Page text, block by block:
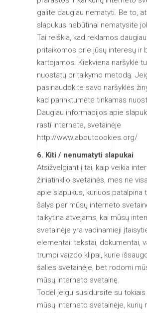
galite daugiau nematyti. Be to,
slapukus nebūtinai nematysite
Tai reiškia, kad reklamos
pritaikomos prie jūsų interesų ir
kartojamos. Kiekviena naršyklė
nuostatų pritaikymo metodą.
pasinaudokite savo naršyklės
kad parinktumėte tinkamas
Daugiau informacijos apie
rasti internete, svetainėje
http://www.aboutcookies.org/
6. Kiti / nenumatyti slapukai
Atsižvelgiant į tai, kaip veikia
žiniatinklio svetainės, mes ne
apie slapukus, kuriuos patalpina
šalys per mūsų interneto
taikytina atvejams, kai mūsų
svetainėje yra vadinamieji
elementai: tekstai, dokumentai,
trumpi vaizdo klipai, kurie
šalies svetainėje, bet rodomi
mūsų interneto svetainę.
Todėl jeigu susidursite su tokiais
mūsų interneto svetainėje, kurių